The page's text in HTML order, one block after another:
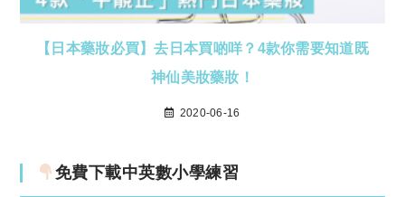
【日本藥妝必買】去日本買啲咩？4款你需要知道既
神仙美妝藥妝！
2020-06-16
免費下載中英數小學練習